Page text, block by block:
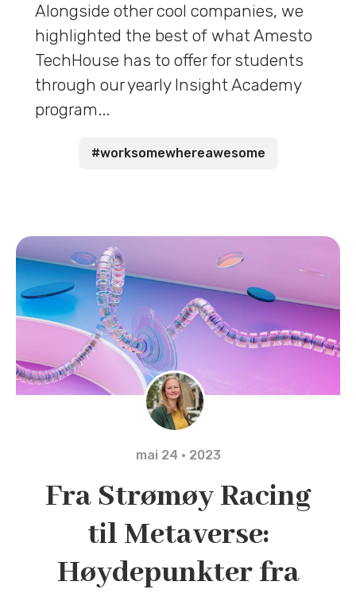
Alongside other cool companies, we
highlighted the best of what Amesto
TechHouse has to offer for students
through our yearly Insight Academy
program...
#worksomewhereawesome
mai 24 · 2023
Fra Strømøy Racing
til Metaverse:
Høydepunkter fra